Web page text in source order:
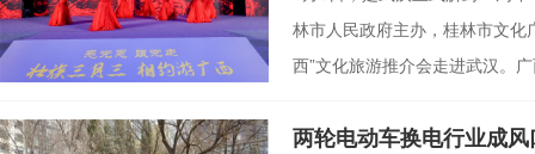
林市人民政府主办，桂林市文
西”文化旅游推介会走进武汉。
两轮电动车换电行业成